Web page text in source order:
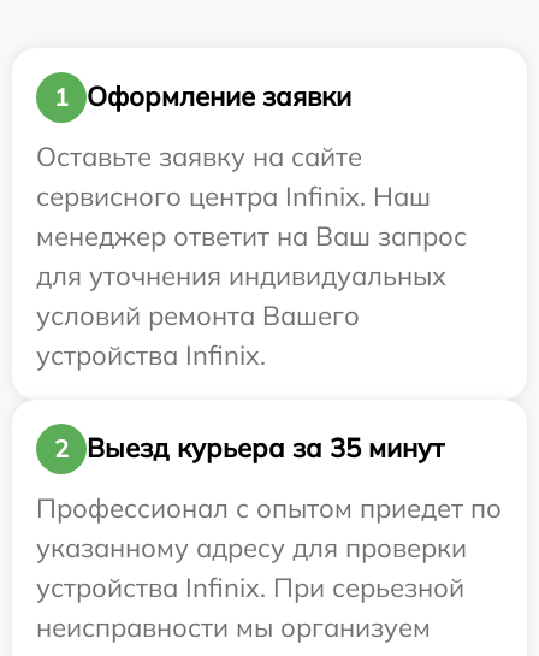
1
Оформление заявки
Оставьте заявку на сайте
сервисного центра Infinix. Наш
менеджер ответит на Ваш запрос
для уточнения индивидуальных
условий ремонта Вашего
устройства Infinix.
2
Выезд курьера за 35 минут
Профессионал с опытом приедет по
указанному адресу для проверки
устройства Infinix. При серьезной
неисправности мы организуем